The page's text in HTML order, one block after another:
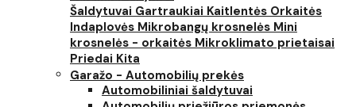
Šaldytuvai Gartraukiai Kaitlentės Orkaitės
Indaplovės Mikrobangų krosnelės Mini
krosnelės - orkaitės Mikroklimato prietaisai
Priedai Kita
Garažo - Automobilių prekės
Automobiliniai šaldytuvai